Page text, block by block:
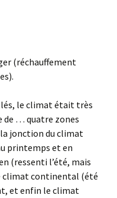
(réchauffement
le climat était très
de … quatre zones
la jonction du climat
printemps et en
(ressenti l’été, mais
climat continental (été
et enfin le climat